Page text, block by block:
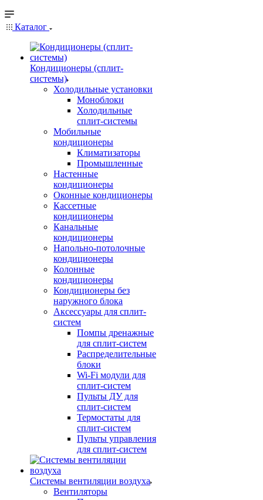
Каталог
Кондиционеры (сплит-
системы)
Холодильные установки
Моноблоки
Холодильные
сплит-системы
Мобильные
кондиционеры
Климатизаторы
Промышленные
Настенные
кондиционеры
Оконные кондиционеры
Кассетные
кондиционеры
Канальные
кондиционеры
Напольно-потолочные
кондиционеры
Колонные
кондиционеры
Кондиционеры без
наружного блока
Аксессуары для сплит-
систем
Помпы дренажные
для сплит-систем
Распределительные
блоки
Wi-Fi модули для
сплит-систем
Пульты ДУ для
сплит-систем
Термостаты для
сплит-систем
Пульты управления
для сплит-систем
Системы вентиляции воздуха
Вентиляторы